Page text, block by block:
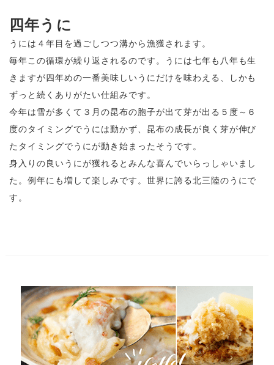
四年うに
うには４年目を過ごしつつ溝から漁獲されます。
毎年この循環が繰り返されるのです。うには七年も八年も生
きますが四年めの一番美味しいうにだけを味わえる、しかも
ずっと続くありがたい仕組みです。
今年は雪が多くて３月の昆布の胞子が出て芽が出る５度～６
度のタイミングでうには動かず、昆布の成長が良く芽が伸び
たタイミングでうにが動き始まったそうです。
身入りの良いうにが獲れるとみんな喜んでいらっしゃいまし
た。例年にも増して楽しみです。世界に誇る北三陸のうにで
す。